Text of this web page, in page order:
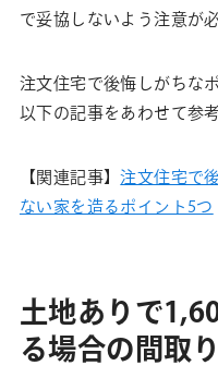
で妥協しないよう注意が
注文住宅で後悔しがちな
以下の記事をあわせて参
【関連記事】注文住宅で
ない家を造るポイント5つ
土地ありで
る場合の間取